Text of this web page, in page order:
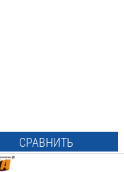
СРАВНИТЬ